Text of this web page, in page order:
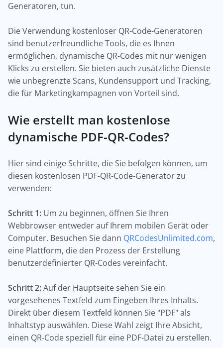
Generatoren, tun.
Die Verwendung kostenloser QR-Code-Generatoren
sind benutzerfreundliche Tools, die es Ihnen
ermöglichen, dynamische QR-Codes mit nur wenigen
Klicks zu erstellen. Sie bieten auch zusätzliche Dienste
wie unbegrenzte Scans, Kundensupport und Tracking,
die für Marketingkampagnen von Vorteil sind.
Wie erstellt man kostenlose
dynamische PDF-QR-Codes?
Hier sind einige Schritte, die Sie befolgen können, um
diesen kostenlosen PDF-QR-Code-Generator zu
verwenden:
Schritt 1: Um zu beginnen, öffnen Sie Ihren
Webbrowser entweder auf Ihrem mobilen Gerät oder
Computer. Besuchen Sie dann QRCodesUnlimited.com,
eine Plattform, die den Prozess der Erstellung
benutzerdefinierter QR-Codes vereinfacht.
Schritt 2:Auf der Hauptseite sehen Sie ein
vorgesehenes Textfeld zum Eingeben Ihres Inhalts.
Direkt über diesem Textfeld können Sie "PDF" als
Inhaltstyp auswählen. Diese Wahl zeigt Ihre Absicht,
einen QR-Code speziell für eine PDF-Datei zu erstellen.